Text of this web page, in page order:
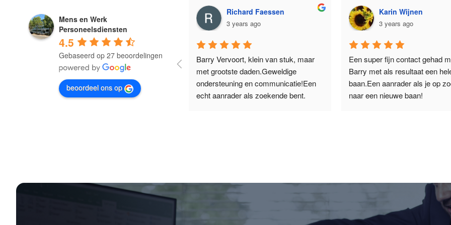
Mens en Werk
Personeelsdiensten
4.5
Gebaseerd op 27 beoordelingen
beoordeel ons op
3 years ago
Fijne begeleiding! Heel erg bedankt
Barry!
Richard Faessen
3 years ago
Barry Vervoort, klein van stuk, maar
met grootste daden.Geweldige
ondersteuning en communicatie!Een
echt aanrader als zoekende bent.
Karin Wijnen
3 years ago
Een super fijn contact gehad
Barry met als resultaat een
baan.Een aanrader als je op
naar een nieuwe baan!